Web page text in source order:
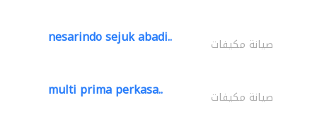
nesarindo sejuk abadi.. صيانة مكيفات
multi prima perkasa.. صيانة مكيفات